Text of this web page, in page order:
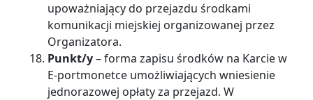
upoważniający do przejazdu środkami
komunikacji miejskiej organizowanej przez
Organizatora.
Punkt/y– forma zapisu środków na Karcie w
E-portmonetce umożliwiających wniesienie
jednorazowej opłaty za przejazd. W